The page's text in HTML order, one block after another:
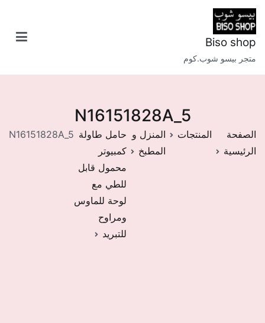
تخطى
إلى
المحتوى
Biso shop
متجر بيسو شوب.كوم
N16151828A_5
الصفحة
الرئيسية
المنتجات
المنزل و
المطبخ
حامل طاولة
كمبيوتر
محمول قابل
للطي مع
لوحة للماوس
ومراوح
للتبريد
N16151828A_5